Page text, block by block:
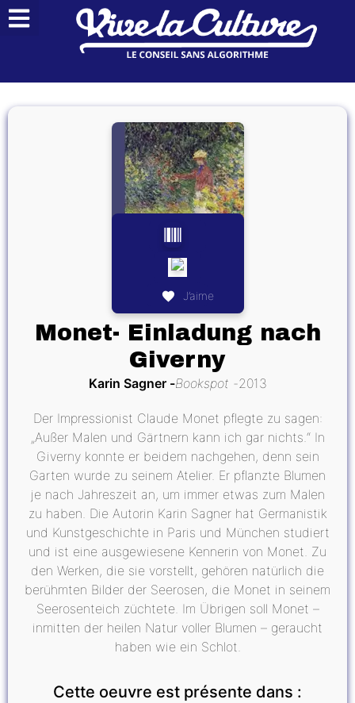
J’aime
Monet- Einladung nach
Giverny
Karin Sagner Bookspot 2013
Der Impressionist Claude Monet pflegte zu sagen:
„Außer Malen und Gärtnern kann ich gar nichts.“ In
Giverny konnte er beidem nachgehen, denn sein
Garten wurde zu seinem Atelier. Er pflanzte Blumen
je nach Jahreszeit an, um immer etwas zum Malen
zu haben. Die Autorin Karin Sagner hat Germanistik
und Kunstgeschichte in Paris und München studiert
und ist eine ausgewiesene Kennerin von Monet. Zu
den Werken, die sie vorstellt, gehören natürlich die
berühmten Bilder der Seerosen, die Monet in seinem
Seerosenteich züchtete. Im Übrigen soll Monet –
inmitten der heilen Natur voller Blumen – geraucht
haben wie ein Schlot.
Cette oeuvre est présente dans :